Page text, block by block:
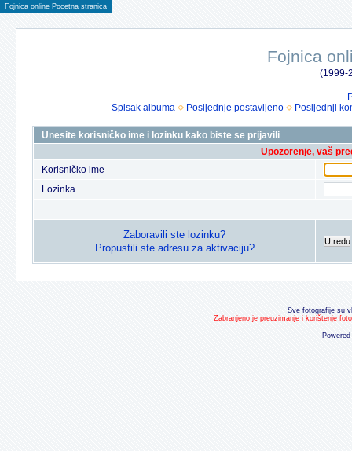
Fojnica online Pocetna stranica
Fojnica
(1999-
Spisak albuma
Posljednje postavljeno Posljednji
Unesite korisničko ime i lozinku kako biste se prijavili
Upozorenje, vaš
Korisničko ime
Lozinka
Zaboravili ste lozinku?
Propustili ste adresu za aktivaciju?
U redu
Sve fotografije su
Zabranjeno je preuzimanje i korištenje